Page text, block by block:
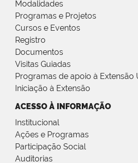
Modalidades
Programas e Projetos
Cursos e Eventos
Registro
Documentos
Visitas Guiadas
Programas de apoio à Extensão
Iniciação à Extensão
ACESSO À INFORMAÇÃO
Institucional
Ações e Programas
Participação Social
Auditorias